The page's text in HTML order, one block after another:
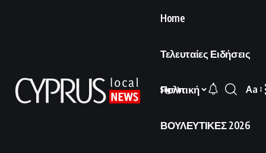
Home
Τελευταίες Ειδήσεις
Πολιτική
ΒΟΥΛΕΥΤΙΚΕΣ 2026
Sign In
Font
Aa